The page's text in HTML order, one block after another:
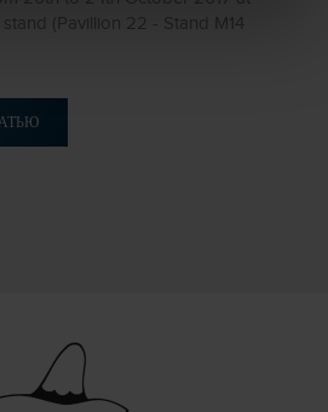
(Pavillion 22 - Stand M14